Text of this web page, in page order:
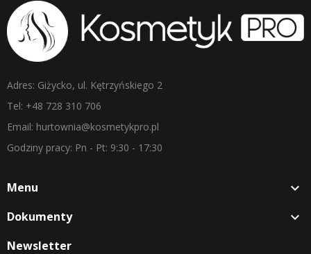
Adres: Giżycko, ul. Kętrzyńskiego 2
Tel: +48 728 310 706
Email: hurtownia@kosmetykpro.pl
Godziny pracy: Pn - Pt: 9:30 - 17:30
Menu 
Dokumenty 
Newsletter